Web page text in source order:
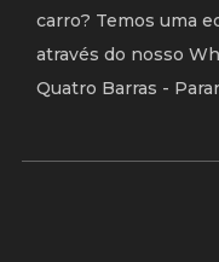
carro? Temos uma
através do nosso
Quatro Barras -